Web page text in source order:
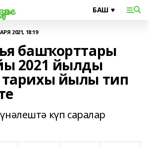
2021, 18:19
башҡорттары
2021 йылды
йылы тип
күп саралар